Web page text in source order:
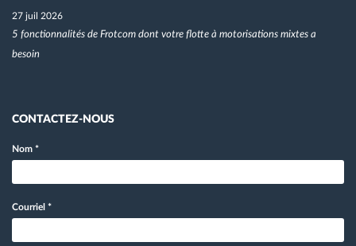
27 juil 2026
5 fonctionnalités de Frotcom dont votre flotte à motorisations mixtes a
besoin
CONTACTEZ-NOUS
Nom *
Courriel *